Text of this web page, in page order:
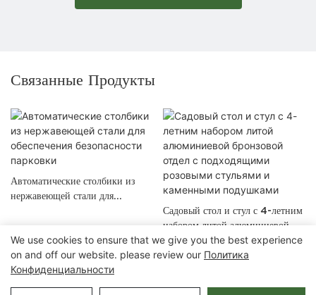
Связанные Продукты
Автоматические столбики из
нержавеющей стали для
Садовый стол и стул с 4-летним
набором литой алюминиевой
бронзовой отдел с подходящими
розовыми стульями и
Авторские права © 2025 Chongqing Arlau Civic Equipment
We use cookies to ensure that we give you the best experience
on and off our website. please review our Политика
Конфиденциальности